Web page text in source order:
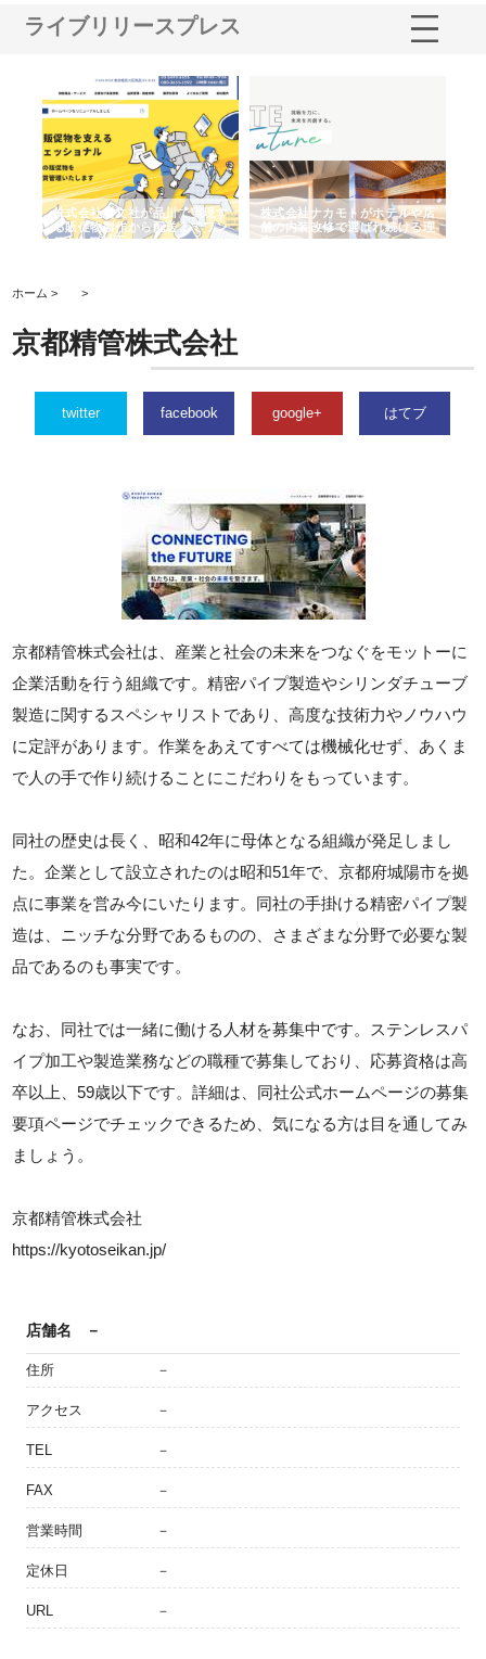
ライブリリースプレス
株式会社耕文社が品川で実現す
る販促物製作から配送までワン
ストップ対応
株式会社ナカモトがホテルや店
舗の内装改修で選ばれ続ける理
由
ホーム > >
京都精管株式会社
twitter facebook google+ はてブ
京都精管株式会社は、産業と社会の未来をつなぐをモットーに
企業活動を行う組織です。精密パイプ製造やシリンダチューブ
製造に関するスペシャリストであり、高度な技術力やノウハウ
に定評があります。作業をあえてすべては機械化せず、あくま
で人の手で作り続けることにこだわりをもっています。
同社の歴史は長く、昭和42年に母体となる組織が発足しまし
た。企業として設立されたのは昭和51年で、京都府城陽市を拠
点に事業を営み今にいたります。同社の手掛ける精密パイプ製
造は、ニッチな分野であるものの、さまざまな分野で必要な製
品であるのも事実です。
なお、同社では一緒に働ける人材を募集中です。ステンレスパ
イプ加工や製造業務などの職種で募集しており、応募資格は高
卒以上、59歳以下です。詳細は、同社公式ホームページの募集
要項ページでチェックできるため、気になる方は目を通してみ
ましょう。
京都精管株式会社
https://kyotoseikan.jp/
店舗名 －
住所 －
アクセス －
TEL －
FAX －
営業時間 －
定休日 －
URL －